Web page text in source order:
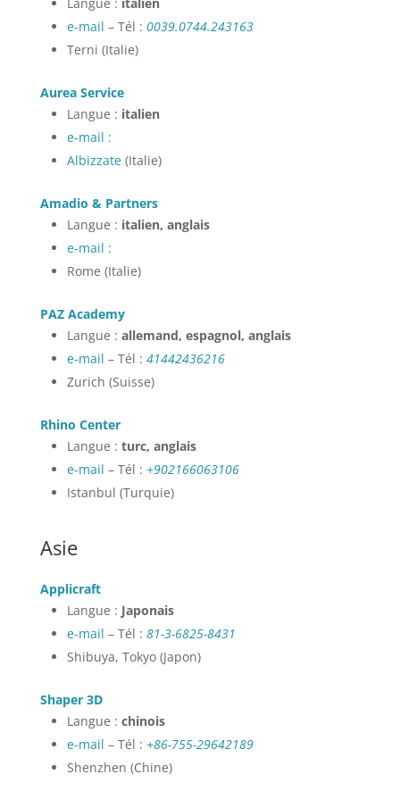
e-mail – Tél : 0039.0744.243163
Terni (Italie)
Aurea Service
Langue : italien
e-mail :
Albizzate(Italie)
Amadio & Partners
Langue : italien, anglais
e-mail :
Rome (Italie)
PAZ Academy
Langue : allemand, espagnol, anglais
e-mail – Tél : 41442436216
Zurich (Suisse)
Rhino Center
Langue : turc, anglais
e-mail – Tél : +902166063106
Istanbul (Turquie)
Asie
Applicraft
Langue : Japonais
e-mail – Tél : 81-3-6825-8431
Shibuya, Tokyo (Japon)
Shaper 3D
Langue : chinois
e-mail – Tél : +86-755-29642189
Shenzhen (Chine)